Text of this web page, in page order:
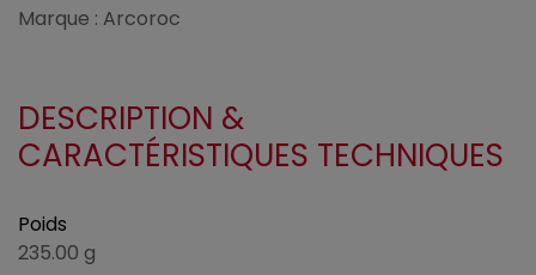
Marque : Arcoroc
DESCRIPTION &
CARACTÉRISTIQUES TECHNIQUES
Poids
235.00 g